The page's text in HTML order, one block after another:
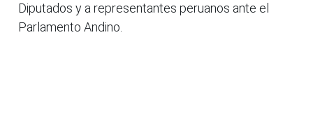
Diputados y a representantes peruanos ante el
Parlamento Andino.